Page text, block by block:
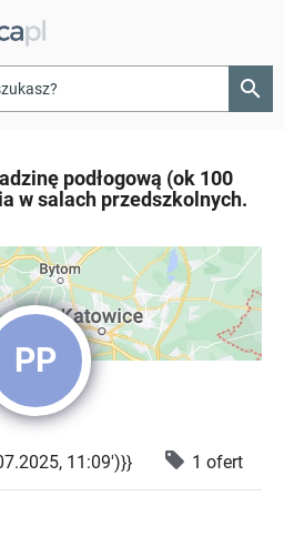
search
podłogową (ok 100
w salach przedszkolnych.
PP
11:09')}} 1 ofert